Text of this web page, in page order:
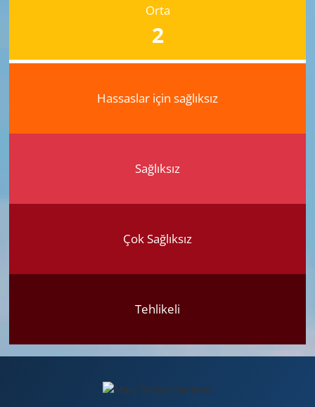
Orta
2
Hassaslar için sağlıksız
Sağlıksız
Çok Sağlıksız
Tehlikeli